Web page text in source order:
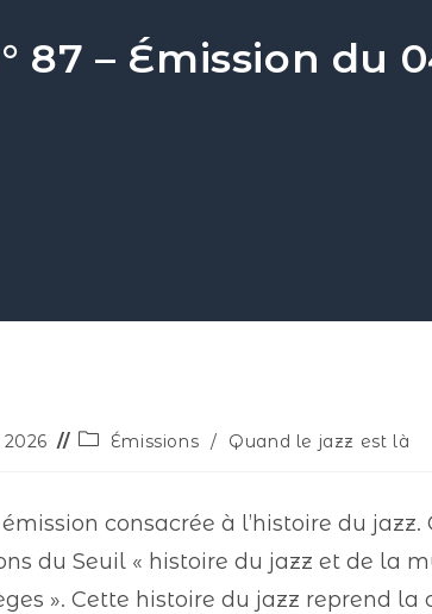
87 – Émission du
Émissions / Quand le jazz est là
consacrée à l’histoire du jazz.
du Seuil « histoire du jazz et de la
». Cette histoire du jazz reprend la